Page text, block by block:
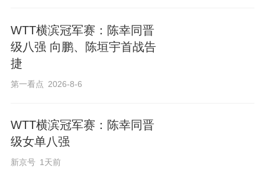
WTT横滨冠军赛：陈幸同晋
级八强 向鹏、陈垣宇首战告
捷
第一看点 2026-8-6
WTT横滨冠军赛：陈幸同晋
级女单八强
新京号 1天前